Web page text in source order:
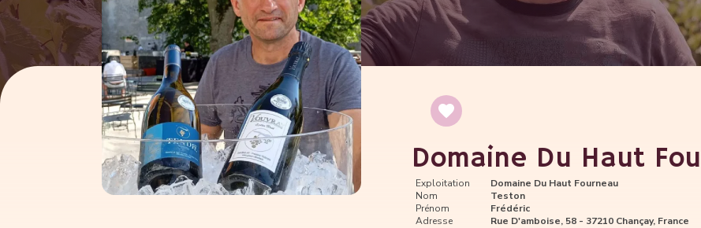
Domaine Du Haut
Exploitation
Domaine Du Haut Fourneau
Nom
Teston
Prénom
Frédéric
Adresse
Rue D'amboise, 58 - 37210 Chançay, France